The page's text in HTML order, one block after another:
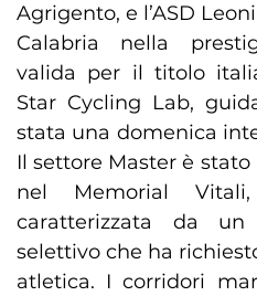
Agrigento, e l’ASD
Calabria nella
valida per il titolo
Star Cycling Lab,
stata una domenica
Il settore Master è
nel Memorial
caratterizzata da
selettivo che ha
atletica. I corridori